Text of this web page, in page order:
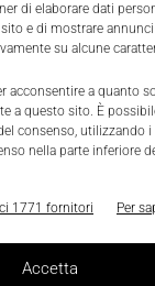
di elaborare dati
e di mostrare
su alcune
acconsentire a quanto
a questo sito. È
consenso, utilizzando
nella parte inferiore
1771 fornitori Per
Accetta